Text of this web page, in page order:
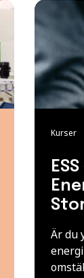
Kurser
ESS
Är du